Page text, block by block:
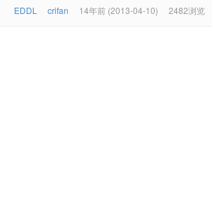
EDDL crifan 14年前 (2013-04-10) 2482浏览